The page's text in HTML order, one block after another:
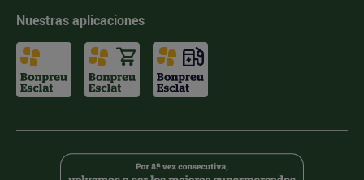
Nuestras aplicaciones